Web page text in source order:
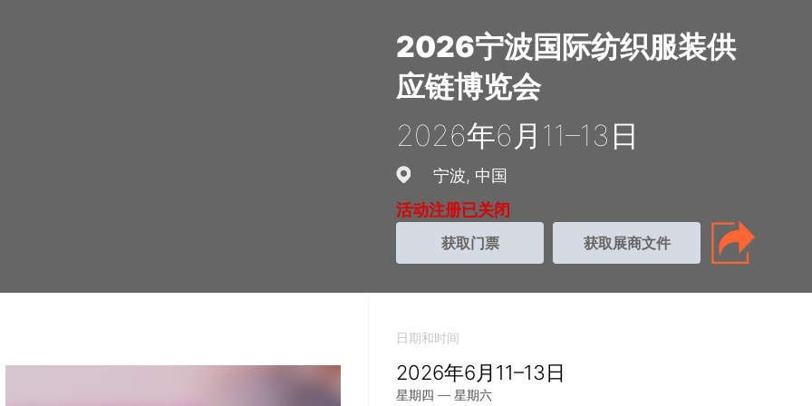
2026宁波国际纺织服装供
应链博览会
2026年6月11–13日
宁波 中国
活动注册已关闭
获取门票 获取展商文件
日期和时间
2026年6月11–13日
星期四 — 星期六